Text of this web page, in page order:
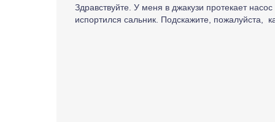
Здравствуйте. У меня в джакузи протекает
испортился сальник. Подскажите, пожалуйста,